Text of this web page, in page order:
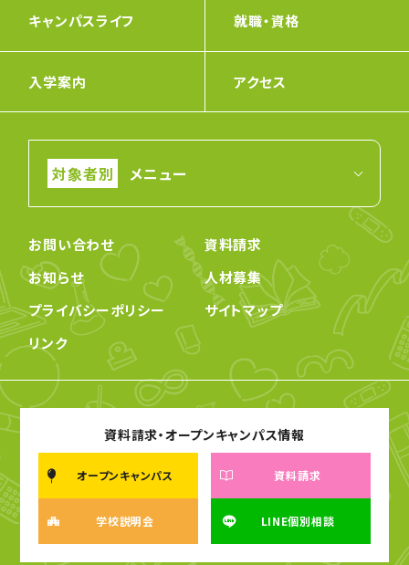
キャンパスライフ 就職・資格
入学案内 アクセス
メニュー
お問い合わせ
資料請求
お知らせ
人材募集
プライバシーポリシー
サイトマップ
リンク
資料請求・オープンキャンパス情報
オープンキャンパス 資料請求
学校説明会 LINE個別相談